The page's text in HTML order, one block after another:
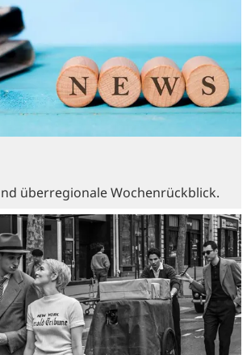
überregionale Wochenrückblick.